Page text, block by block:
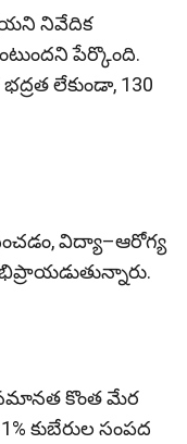
నివేదిక
పేర్కొంది.
లేకుండా, 130
విద్యా–ఆరోగ్య
కొంత మేర
కుబేరుల సంపద